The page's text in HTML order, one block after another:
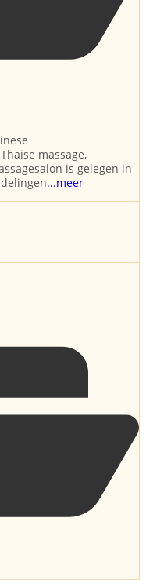
massage,
is gelegen in
...meer